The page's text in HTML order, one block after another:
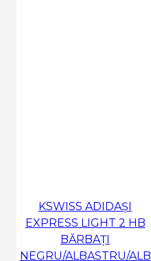
KSWISS ADIDAȘI
EXPRESS LIGHT 2 HB
BĂRBAȚI
NEGRU/ALBASTRU/ALB